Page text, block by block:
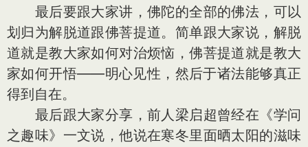
最后要跟大家讲，佛陀的全部的佛法，可以
划归为解脱道跟佛菩提道。简单跟大家说，解脱
道就是教大家如何对治烦恼，佛菩提道就是教大
家如何开悟——明心见性，然后于诸法能够真正
得到自在。
最后跟大家分享，前人梁启超曾经在《学问
之趣味》一文说，他说在寒冬里面晒太阳的滋味